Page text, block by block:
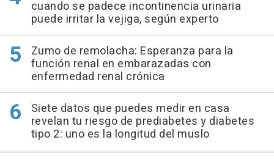
cuando se padece incontinencia urinaria
puede irritar la vejiga, según experto
Zumo de remolacha: Esperanza para la
función renal en embarazadas con
enfermedad renal crónica
Siete datos que puedes medir en casa
revelan tu riesgo de prediabetes y diabetes
tipo 2: uno es la longitud del muslo